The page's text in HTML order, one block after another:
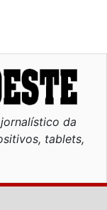
da
tablets,